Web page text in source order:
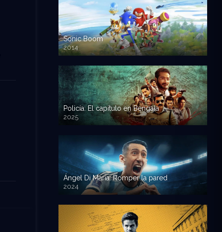
Sonic Boom
2014
Policía: El capítulo en Bengala
2025
Ángel Di María: Romper la pared
2024